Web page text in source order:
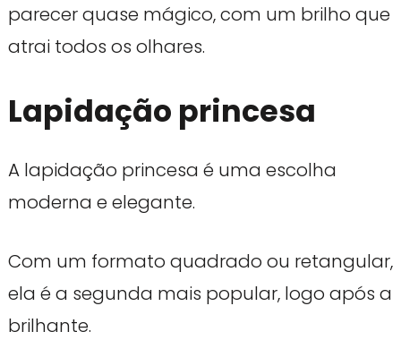
parecer quase mágico, com um brilho que
atrai todos os olhares.
Lapidação princesa
A lapidação princesa é uma escolha
moderna e elegante.
Com um formato quadrado ou retangular,
ela é a segunda mais popular, logo após a
brilhante.